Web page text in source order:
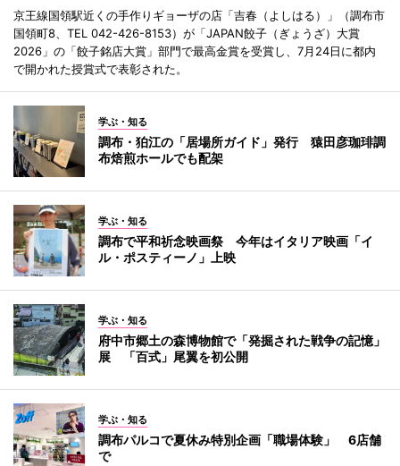
京王線国領駅近くの手作りギョーザの店「吉春（よしはる）」（調布市
国領町8、TEL 042-426-8153）が「JAPAN餃子（ぎょうざ）大賞
2026」の「餃子銘店大賞」部門で最高金賞を受賞し、7月24日に都内
で開かれた授賞式で表彰された。
学ぶ・知る
調布・狛江の「居場所ガイド」発行 猿田彦珈琲調
布焙煎ホールでも配架
学ぶ・知る
調布で平和祈念映画祭 今年はイタリア映画「イ
ル・ポスティーノ」上映
学ぶ・知る
府中市郷土の森博物館で「発掘された戦争の記憶」
展 「百式」尾翼を初公開
学ぶ・知る
調布パルコで夏休み特別企画「職場体験」 6店舗
で